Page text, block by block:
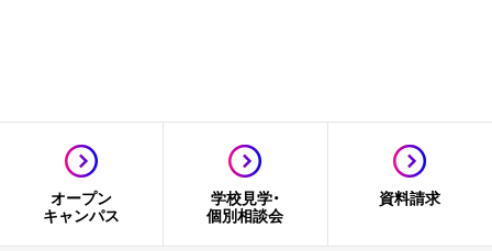
オープン
キャンパス
学校見学・
個別相談会
資料請求